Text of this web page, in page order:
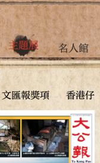
主題展 名人館
文匯報獎項 香港仔